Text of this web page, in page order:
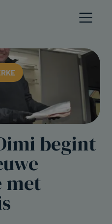
begint
met